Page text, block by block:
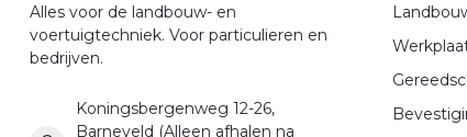
Alles voor de landbouw- en
voertuigtechniek. Voor particulieren en
bedrijven.
Koningsbergenweg 12-26,
Barneveld (Alleen afhalen na